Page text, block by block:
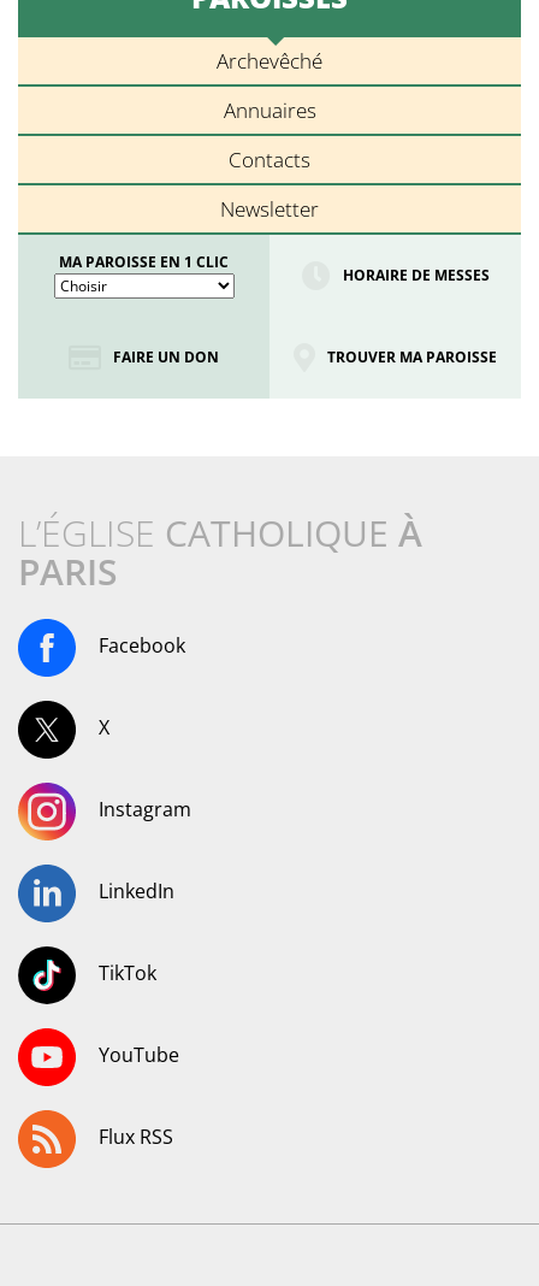
Archevêché
Annuaires
Contacts
Newsletter
MA PAROISSE EN 1 CLIC
HORAIRE DE MESSES
FAIRE UN DON TROUVER MA PAROISSE
L’ÉGLISE CATHOLIQUE À
PARIS
Facebook
X
Instagram
LinkedIn
TikTok
YouTube
Flux RSS